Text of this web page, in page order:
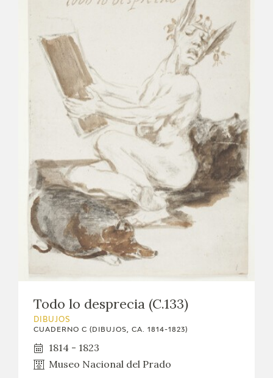
Todo lo desprecia (C.133)
DIBUJOS
CUADERNO C (DIBUJOS, CA. 1814-1823)
1814 - 1823
Museo Nacional del Prado